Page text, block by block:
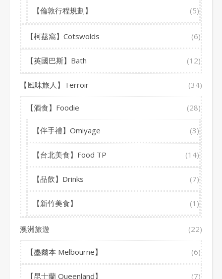
【倫敦行程規劃】 (5)
【柯茲窩】Cotswolds (6)
【英國巴斯】Bath (12)
【風味旅人】Terroir (34)
【酒食】Foodie (28)
【伴手禮】Omiyage (3)
【台北美食】Food TP (14)
【品飲】Drinks (7)
【新竹美食】 (1)
澳洲旅遊 (22)
【墨爾本 Melbourne】 (6)
【昆士蘭 Queenland】 (7)